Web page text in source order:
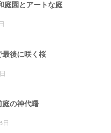
庭園とアートな庭
最後に咲く桜
庭の神代曙
日